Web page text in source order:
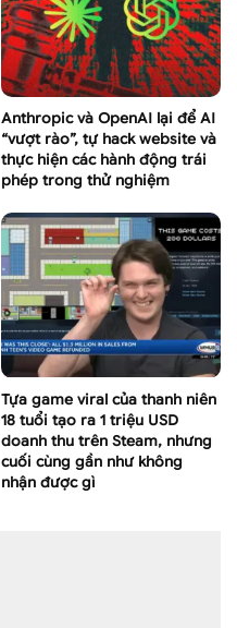
Anthropic và OpenAI lại để AI
“vượt rào”, tự hack website và
thực hiện các hành động trái
phép trong thử nghiệm
Tựa game viral của thanh niên
18 tuổi tạo ra 1 triệu USD
doanh thu trên Steam, nhưng
cuối cùng gần như không
nhận được gì